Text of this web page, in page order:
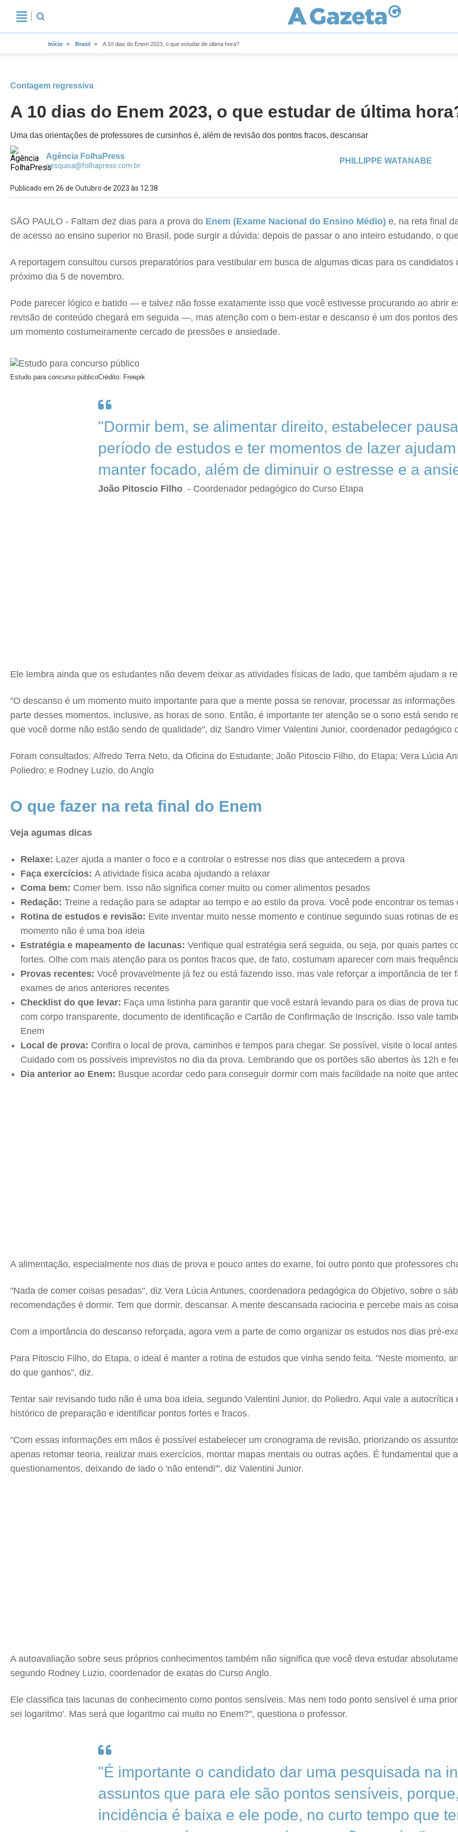
Início Brasil A 10 dias do Enem 2023, o que estudar de última hora?
Contagem regressiva
A 10 dias do Enem 2023, o que estudar de última
Uma das orientações de professores de cursinhos é, além de revisão dos pontos fracos, descansar
Agência FolhaPress
pesquisa@folhapress.com.br
PHILLIPPE WATANABE
Publicado em 26 de Outubro de 2023 às 12:38
SÃO PAULO - Faltam dez dias para a prova do Enem (Exame Nacional do Ensino Médio) e, na reta final
de acesso ao ensino superior no Brasil, pode surgir a dúvida: depois de passar o ano inteiro estudando, o
A reportagem consultou cursos preparatórios para vestibular em busca de algumas dicas para os
próximo dia 5 de novembro.
Pode parecer lógico e batido — e talvez não fosse exatamente isso que você estivesse procurando ao abrir
revisão de conteúdo chegará em seguida —, mas atenção com o bem-estar e descanso é um dos pontos
um momento costumeiramente cercado de pressões e ansiedade.
Estudo para concurso públicoCrédito: Freepik
"Dormir bem, se alimentar direito, estabelecer
período de estudos e ter momentos de lazer
manter focado, além de diminuir o estresse e a
João Pitoscio Filho - Coordenador pedagógico do Curso Etapa
Ele lembra ainda que os estudantes não devem deixar as atividades físicas de lado, que também ajudam a
"O descanso é um momento muito importante para que a mente possa se renovar, processar as
parte desses momentos, inclusive, as horas de sono. Então, é importante ter atenção se o sono está sendo
que você dorme não estão sendo de qualidade", diz Sandro Vimer Valentini Junior, coordenador pedagógico
Foram consultados: Alfredo Terra Neto, da Oficina do Estudante; João Pitoscio Filho, do Etapa; Vera Lúcia
Poliedro; e Rodney Luzio, do Anglo
O que fazer na reta final do Enem
Veja agumas dicas
Relaxe: Lazer ajuda a manter o foco e a controlar o estresse nos dias que antecedem a prova
Faça exercícios: A atividade física acaba ajudando a relaxar
Coma bem: Comer bem. Isso não significa comer muito ou comer alimentos pesados
Redação: Treine a redação para se adaptar ao tempo e ao estilo da prova. Você pode encontrar os
Rotina de estudos e revisão: Evite inventar muito nesse momento e continue seguindo suas rotinas de
momento não é uma boa ideia
Estratégia e mapeamento de lacunas: Verifique qual estratégia será seguida, ou seja, por quais partes
fortes. Olhe com mais atenção para os pontos fracos que, de fato, costumam aparecer com mais
Provas recentes: Você provavelmente já fez ou está fazendo isso, mas vale reforçar a importância de
exames de anos anteriores recentes
Checklist do que levar: Faça uma listinha para garantir que você estará levando para os dias de prova
com corpo transparente, documento de identificação e Cartão de Confirmação de Inscrição. Isso vale
Enem
Local de prova: Confira o local de prova, caminhos e tempos para chegar. Se possível, visite o local
Cuidado com os possíveis imprevistos no dia da prova. Lembrando que os portões são abertos às 12h e
Dia anterior ao Enem: Busque acordar cedo para conseguir dormir com mais facilidade na noite que
A alimentação, especialmente nos dias de prova e pouco antes do exame, foi outro ponto que professores
"Nada de comer coisas pesadas", diz Vera Lúcia Antunes, coordenadora pedagógica do Objetivo, sobre o
recomendações é dormir. Tem que dormir, descansar. A mente descansada raciocina e percebe mais as
Com a importância do descanso reforçada, agora vem a parte de como organizar os estudos nos dias pré-
Para Pitoscio Filho, do Etapa, o ideal é manter a rotina de estudos que vinha sendo feita. "Neste momento,
do que ganhos", diz.
Tentar sair revisando tudo não é uma boa ideia, segundo Valentini Junior, do Poliedro. Aqui vale a
histórico de preparação e identificar pontos fortes e fracos.
"Com essas informações em mãos é possível estabelecer um cronograma de revisão, priorizando os
apenas retomar teoria, realizar mais exercícios, montar mapas mentais ou outras ações. É fundamental que
questionamentos, deixando de lado o 'não entendi'", diz Valentini Junior.
A autoavaliação sobre seus próprios conhecimentos também não significa que você deva estudar
segundo Rodney Luzio, coordenador de exatas do Curso Anglo.
Ele classifica tais lacunas de conhecimento como pontos sensíveis. Mas nem todo ponto sensível é uma
sei logaritmo'. Mas será que logaritmo cai muito no Enem?", questiona o professor.
"É importante o candidato dar uma pesquisada na
assuntos que para ele são pontos sensíveis,
incidência é baixa e ele pode, no curto tempo que